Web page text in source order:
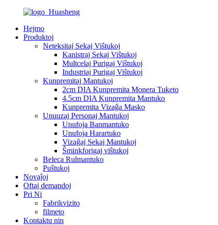
Hejmo
Produktoj
Neteksitaj Sekaj Viŝtukoj
Kanistraj Sekaj Viŝtukoj
Multcelaj Purigaj Viŝtukoj
Industriaj Purigaj Viŝtukoj
Kunpremitaj Mantukoj
2cm DIA Kunpremita Monera Tuketo
4.5cm DIA Kunpremita Mantuko
Kunpremita Vizaĝa Masko
Unuuzaj Personaj Mantukoj
Unufoja Banmantuko
Unufoja Harartuko
Vizaĝaj Sekaj Mantukoj
Ŝminkforigaj viŝtukoj
Beleca Rulmantuko
Puŝtukoj
Novaĵoj
Oftaj demandoj
Pri Ni
Fabrikvizito
filmeto
Kontaktu nin